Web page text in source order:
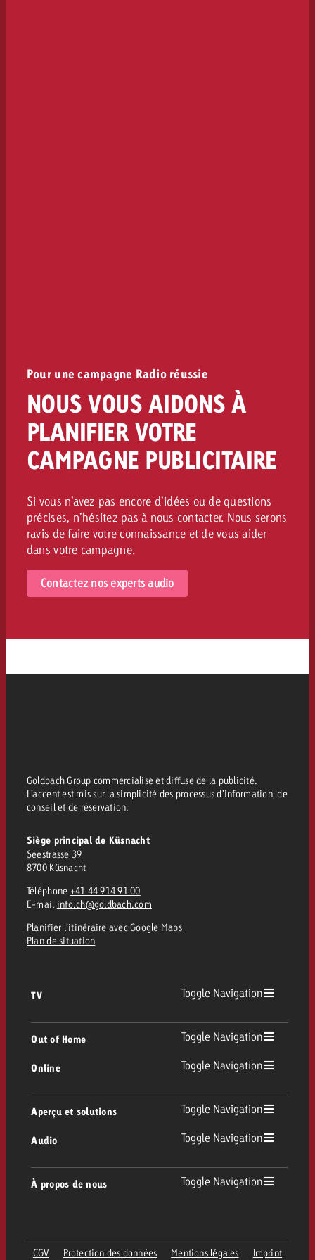
Pour une campagne Radio réussie
NOUS VOUS AIDONS À
PLANIFIER VOTRE
CAMPAGNE PUBLICITAIRE
Si vous n’avez pas encore d’idées ou de questions
précises, n’hésitez pas à nous contacter. Nous serons
ravis de faire votre connaissance et de vous aider
dans votre campagne.
Contactez nos experts audio
Goldbach Group commercialise et diffuse de la publicité.
L’accent est mis sur la simplicité des processus d’information, de
conseil et de réservation.
Siège principal de Küsnacht
Seestrasse 39
8700 Küsnacht
Téléphone +41 44 914 91 00
E-mail info.ch@goldbach.com
Planifier l’itinéraire avec Google Maps
Plan de situation
TV Toggle Navigation
Directives publicitaires TV
Out of Home Toggle Navigation
Out of Home
Affichage
Digital Out of Home
Online Toggle Navigation
Livraison de supports publicitaires Online
Aperçu et solutions Toggle Navigation
Conseil & Crossmedia
Portfolio Goldbach
Formats publicitaires
Audio Toggle Navigation
À propos de nous Toggle Navigation
CGV Protection des données Mentions légales Imprint